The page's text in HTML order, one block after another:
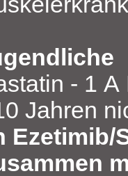
- 1
Jahren
Ezetimib/